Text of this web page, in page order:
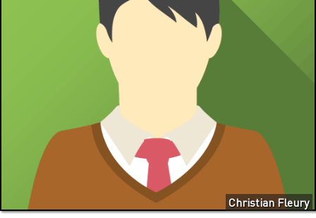
Christian Fleury